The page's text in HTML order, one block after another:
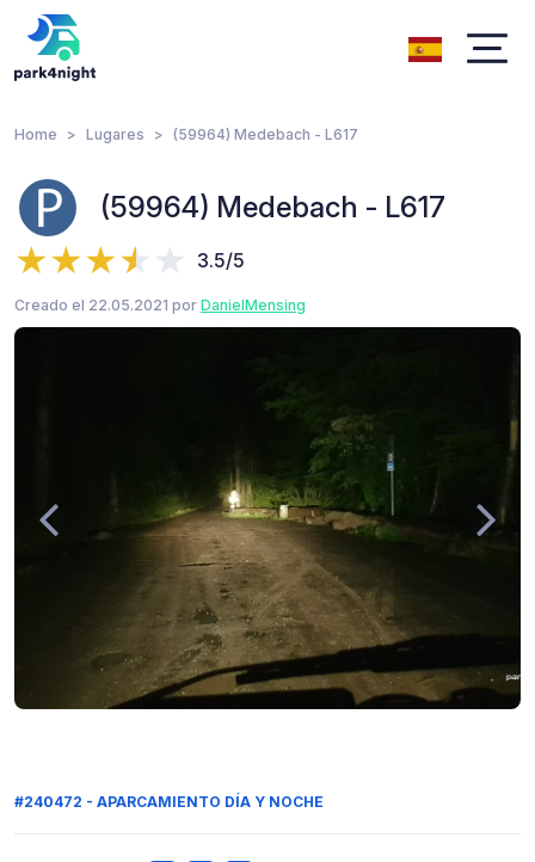
Home Lugares (59964) Medebach - L617
(59964) Medebach - L617
3.5/5
Creado el 22.05.2021 por DanielMensing
#240472 - APARCAMIENTO DÍA Y NOCHE